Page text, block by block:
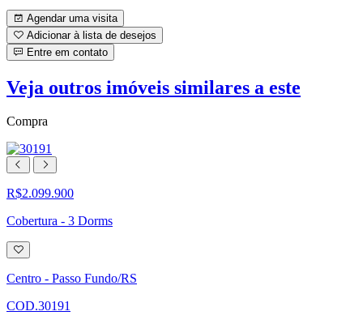
Agendar uma visita
Adicionar à lista de desejos
Entre em contato
Veja outros imóveis similares a este
Compra
R$2.099.900
Cobertura - 3 Dorms
Adicionar
à
lista
de
Centro - Passo Fundo/RS
COD.30191